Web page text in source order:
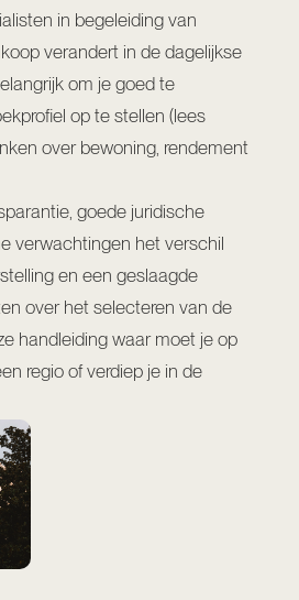
in begeleiding van
verandert in de dagelijkse
om je goed te
op te stellen (lees
over bewoning, rendement
goede juridische
verwachtingen het verschil
en een geslaagde
over het selecteren van de
handleiding waar moet je op
regio of verdiep je in de